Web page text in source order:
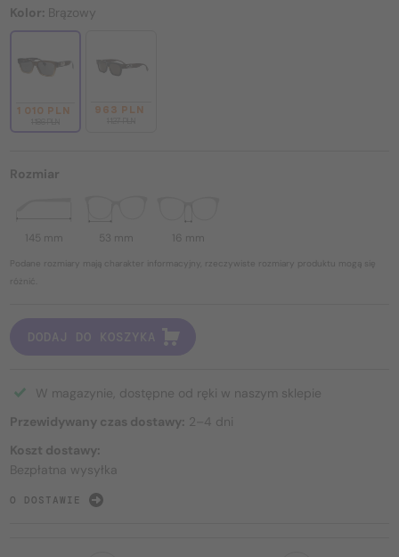
Kolor: Brązowy
1 010 PLN 963 PLN
Rozmiar
145 mm 53 mm 16 mm
Podane rozmiary mają charakter informacyjny, rzeczywiste rozmiary produktu mogą się
różnić.
DODAJ DO KOSZYKA
W magazynie, dostępne od ręki w naszym sklepie
Przewidywany czas dostawy: 2–4 dni
Koszt dostawy:
Bezpłatna wysyłka
O DOSTAWIE